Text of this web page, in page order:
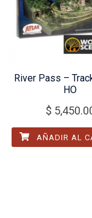
River Pass –
HO
$
AÑADIR AL